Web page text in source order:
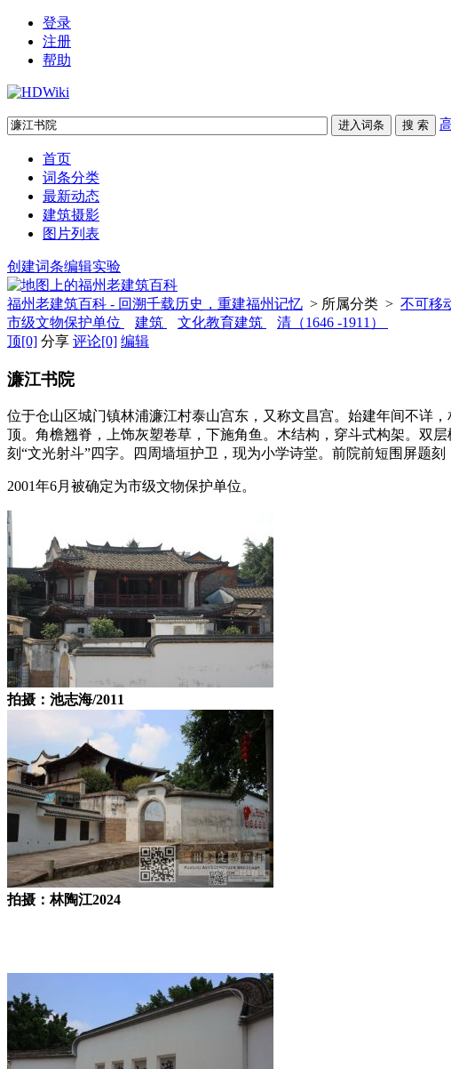
登录
注册
帮助
首页
词条分类
最新动态
建筑摄影
图片列表
创建词条编辑实验
福州老建筑百科 - 回溯千载历史，重建福州记忆 > 所属分类 > 不可移
市级文物保护单位
建筑 文化教育建筑
清（1646 -1911）
顶[0] 分享 评论[0] 编辑
濂江书院
位于仓山区城门镇林浦濂江村泰山宫东，又称文昌宫。始建年间不详
顶。角檐翘脊，上饰灰塑卷草，下施角鱼。木结构，穿斗式构架。双
刻“文光射斗”四字。四周墙垣护卫，现为小学诗堂。前院前短围屏题刻
2001年6月被确定为市级文物保护单位。
拍摄：池志海/2011
拍摄：林陶江2024